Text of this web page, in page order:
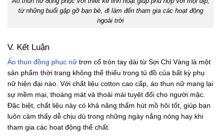
từ những buổi gặp gỡ bạn bè, đi làm đến tham gia các hoạt động
ngoài trời
V. Kết Luận
Áo thun đồng phục nữ trơn cổ tròn tay dài từ Sợi Chỉ Vàng là một
sản phẩm thời trang không thể thiếu trong tủ đồ của bất kỳ phụ
nữ hiện đại nào. Với chất liệu cotton cao cấp, áo thun nữ mang lại
sự mềm mại, thoáng mát và thoải mái tuyệt đối cho người mặc.
Đặc biệt, chất liệu này có khả năng thấm hút mồ hôi tốt, giúp bạn
luôn cảm thấy dễ chịu dù trong những ngày nắng nóng hay khi
tham gia các hoạt động thể chất.